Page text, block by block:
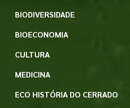
BIODIVERSIDADE
BIOECONOMIA
CULTURA
MEDICINA
ECO HISTÓRIA DO CERRADO